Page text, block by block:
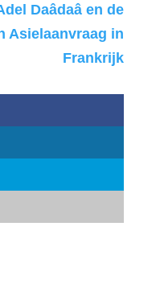
Daâdaâ en de
Asielaanvraag in
Frankrijk